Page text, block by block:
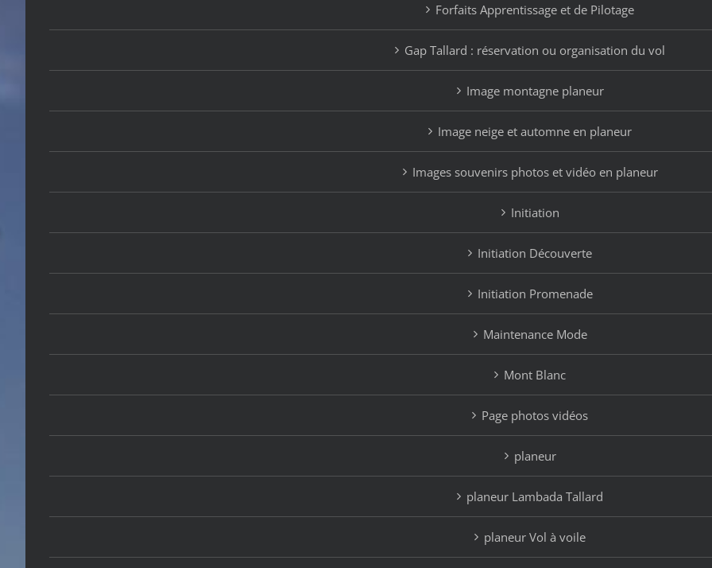
Forfaits Apprentissage et de Pilotage
Gap Tallard : réservation ou organisation du vol
Image montagne planeur
Image neige et automne en planeur
Images souvenirs photos et vidéo en planeur
Initiation
Initiation Découverte
Initiation Promenade
Maintenance Mode
Mont Blanc
Page photos vidéos
planeur
planeur Lambada Tallard
planeur Vol à voile